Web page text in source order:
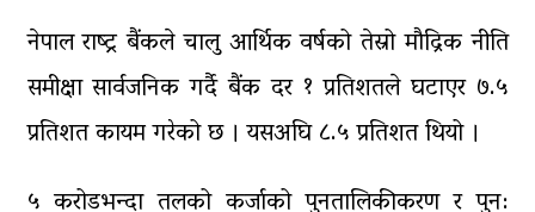
नेपाल राष्ट्र बैंकले चालु आर्थिक वर्षको तेस्रो मौद्रिक नीति
समीक्षा सार्वजनिक गर्दै बैंक दर १ प्रतिशतले घटाएर ७.५
प्रतिशत कायम गरेको छ । यसअघि ८.५ प्रतिशत थियो ।